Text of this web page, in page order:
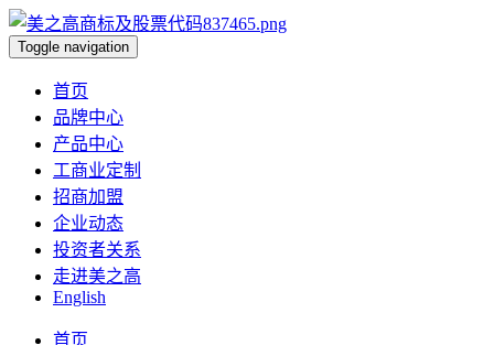
Toggle navigation
首页
品牌中心
产品中心
工商业定制
招商加盟
企业动态
投资者关系
走进美之高
English
首页